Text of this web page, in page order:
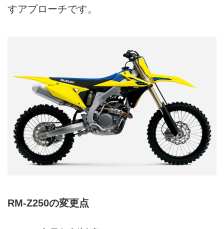
すアプローチです。
RM-Z250の変更点